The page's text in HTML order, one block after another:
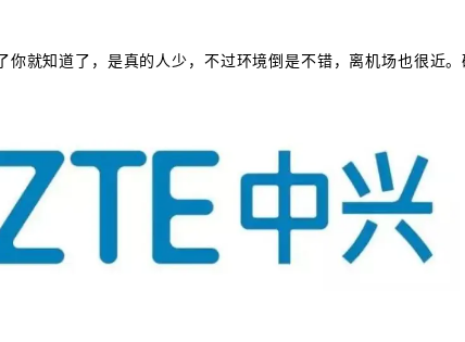
你就知道了，是真的人少，不过环境倒是不错，离机场也很近